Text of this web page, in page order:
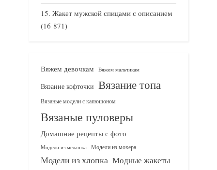
Жакет мужской спицами с описанием
(16 871)
Вяжем девочкам Вяжем мальчикам
Вязание кофточки Вязание топа
Вязаные модели с капюшоном
Вязаные пуловеры
Домашние рецепты с фото
Модели из меланжа Модели из мохера
Модели из хлопка Модные жакеты